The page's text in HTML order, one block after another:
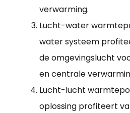
verwarming.
Lucht-water
water systeem
de omgevingslucht
en centrale
Lucht-lucht
oplossing profiteert